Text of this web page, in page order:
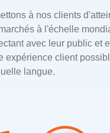
à nos clients
à l'échelle
avec leur public et
expérience client
langue.